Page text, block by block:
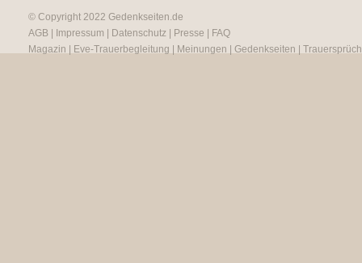
© Copyright 2022 Gedenkseiten.de
AGB
Impressum Datenschutz Presse
FAQ
Magazin
Eve-Trauerbegleitung Meinungen Gedenkseiten